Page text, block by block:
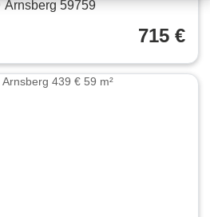
Arnsberg 59759
715 €